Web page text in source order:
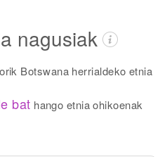
nagusiak
Botswana herrialdeko etnia
bat hango etnia ohikoenak